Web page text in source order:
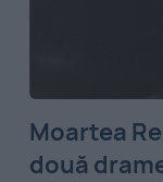
Moartea
două